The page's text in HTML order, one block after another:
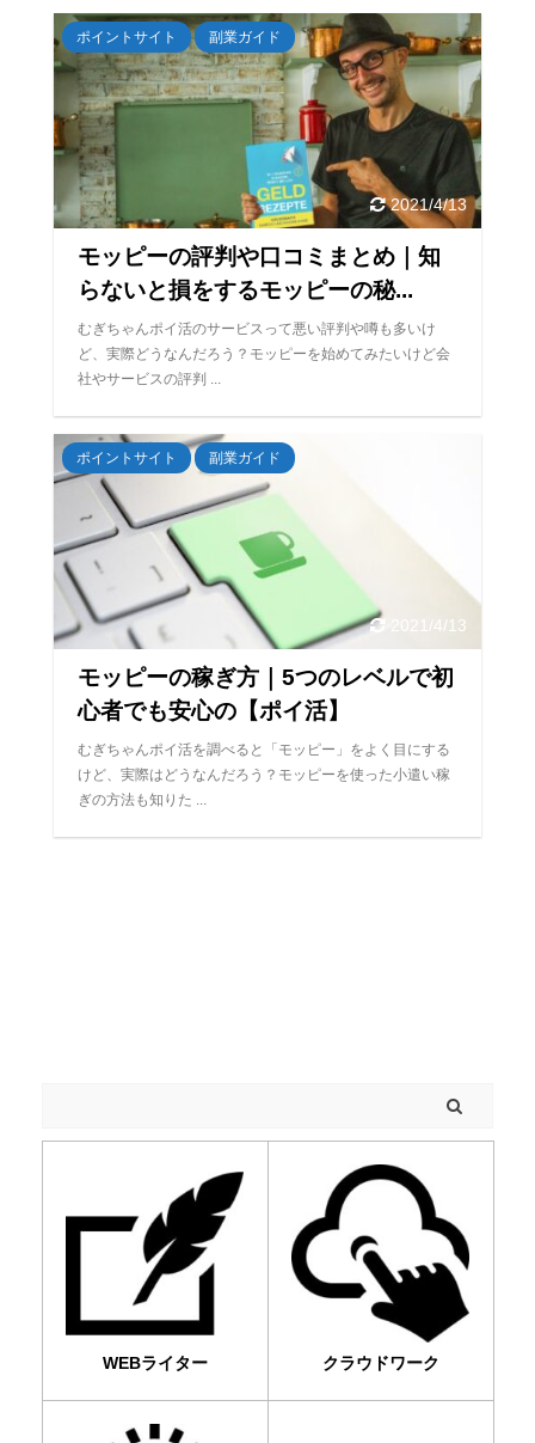
2021/4/13
ポイントサイト 副業ガイド
モッピーの評判や口コミまとめ｜知
らないと損をするモッピーの秘...
むぎちゃんポイ活のサービスって悪い評判や噂も多いけ
ど、実際どうなんだろう？モッピーを始めてみたいけど会
社やサービスの評判 ...
2021/4/13
ポイントサイト 副業ガイド
モッピーの稼ぎ方｜5つのレベルで初
心者でも安心の【ポイ活】
むぎちゃんポイ活を調べると「モッピー」をよく目にする
けど、実際はどうなんだろう？モッピーを使った小遣い稼
ぎの方法も知りた ...
WEBライター クラウドワーク